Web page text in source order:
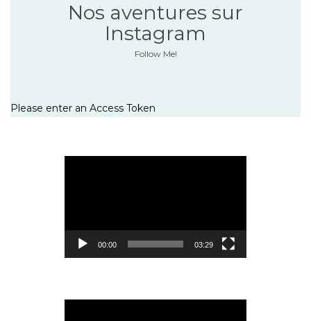
Nos aventures sur
Instagram
Follow Me!
Please enter an Access Token
00:00 03:29